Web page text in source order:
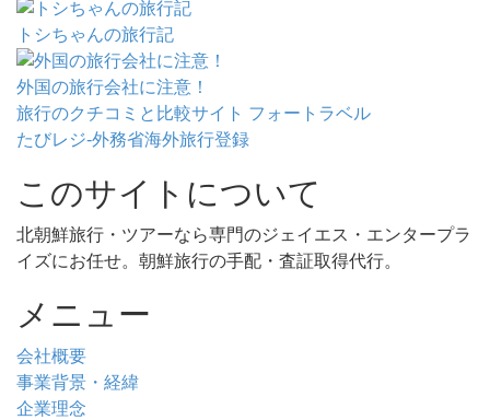
トシちゃんの旅行記
外国の旅行会社に注意！
旅行のクチコミと比較サイト フォートラベル
たびレジ-外務省海外旅行登録
このサイトについて
北朝鮮旅行・ツアーなら専門のジェイエス・エンタープラ
イズにお任せ。朝鮮旅行の手配・査証取得代行。
メニュー
会社概要
事業背景・経緯
企業理念